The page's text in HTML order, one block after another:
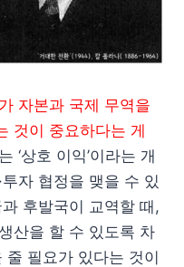
자본과 국제 무역을
것이 중요하다는 게
‘상호 이익’이라는 개
자 협정을 맺을 수 있
후발국이 교역할 때,
산을 할 수 있도록 차
줄 필요가 있다는 것이